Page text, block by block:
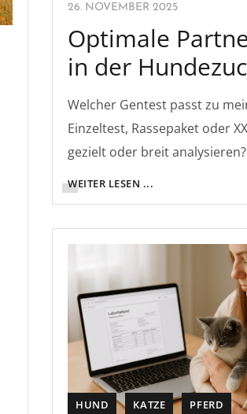
26. NOVEMBER 2025
Optimale
in der
Welcher Gentest passt zu
Einzeltest, Rassepaket oder
gezielt oder breit
WEITER LESEN ...
HUND KATZE PFERD